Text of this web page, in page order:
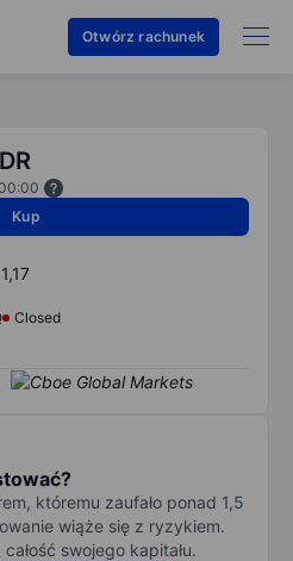
Otwórz rachunek
Kup
Closed
któremu zaufało ponad 1,5
wiąże się z ryzykiem.
swojego kapitału.